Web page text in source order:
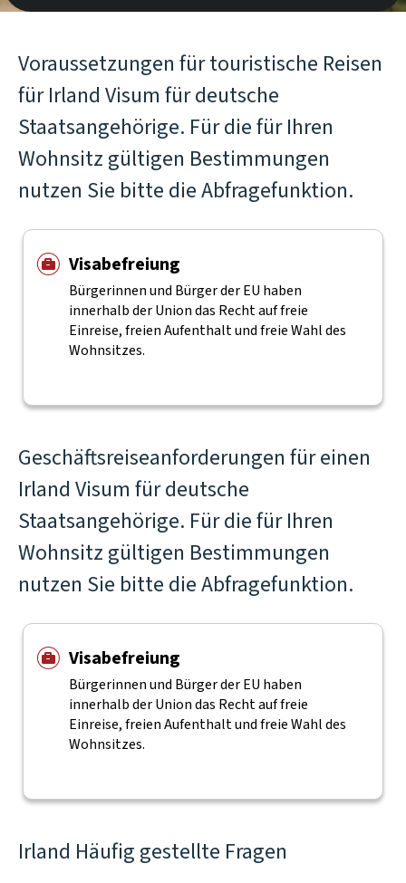
Voraussetzungen für touristische Reisen
für Irland Visum für deutsche
Staatsangehörige. Für die für Ihren
Wohnsitz gültigen Bestimmungen
nutzen Sie bitte die Abfragefunktion.
Visabefreiung
Bürgerinnen und Bürger der EU haben
innerhalb der Union das Recht auf freie
Einreise, freien Aufenthalt und freie Wahl des
Wohnsitzes.
Geschäftsreiseanforderungen für einen
Irland Visum für deutsche
Staatsangehörige. Für die für Ihren
Wohnsitz gültigen Bestimmungen
nutzen Sie bitte die Abfragefunktion.
Visabefreiung
Bürgerinnen und Bürger der EU haben
innerhalb der Union das Recht auf freie
Einreise, freien Aufenthalt und freie Wahl des
Wohnsitzes.
Irland Häufig gestellte Fragen